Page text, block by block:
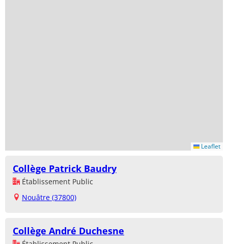
Leaflet
Collège Patrick Baudry
Établissement Public
Nouâtre (37800)
Collège André Duchesne